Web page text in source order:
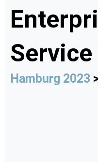
Service
Hamburg 2023